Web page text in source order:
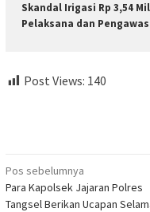
Skandal Irigasi Rp 3,54
Pelaksana dan
Post Views: 140
Navigasi
pos
Pos sebelumnya
Para Kapolsek Jajaran Polres
Tangsel Berikan Ucapan